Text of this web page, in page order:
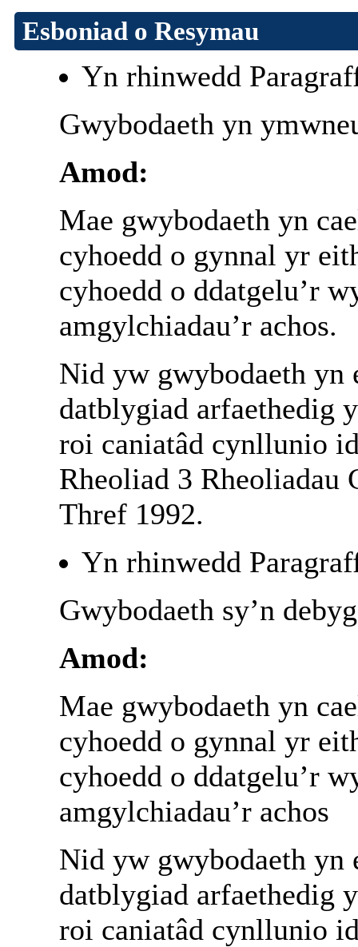
Esboniad o Resymau
Yn rhinwedd
Gwybodaeth yn
Amod:
Mae gwybodaeth yn
cyhoedd o gynnal yr
cyhoedd o ddatgelu’r
amgylchiadau’r achos.
Nid yw gwybodaeth yn
datblygiad arfaethedig
roi caniatâd cynllunio
Rheoliad 3
Thref 1992.
Yn rhinwedd
Gwybodaeth sy’n
Amod:
Mae gwybodaeth yn
cyhoedd o gynnal yr
cyhoedd o ddatgelu’r
amgylchiadau’r achos
Nid yw gwybodaeth yn
datblygiad arfaethedig
roi caniatâd cynllunio